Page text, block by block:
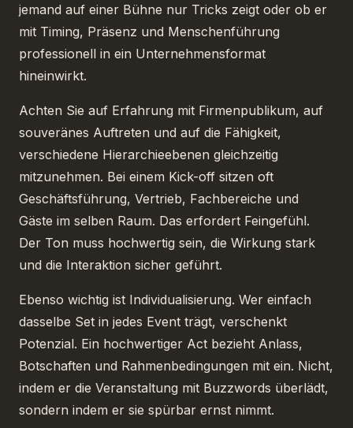
jemand auf einer Bühne nur Tricks zeigt oder ob er
mit Timing, Präsenz und Menschenführung
professionell in ein Unternehmensformat
hineinwirkt.
Achten Sie auf Erfahrung mit Firmenpublikum, auf
souveränes Auftreten und auf die Fähigkeit,
verschiedene Hierarchieebenen gleichzeitig
mitzunehmen. Bei einem Kick-off sitzen oft
Geschäftsführung, Vertrieb, Fachbereiche und
Gäste im selben Raum. Das erfordert Feingefühl.
Der Ton muss hochwertig sein, die Wirkung stark
und die Interaktion sicher geführt.
Ebenso wichtig ist Individualisierung. Wer einfach
dasselbe Set in jedes Event trägt, verschenkt
Potenzial. Ein hochwertiger Act bezieht Anlass,
Botschaften und Rahmenbedingungen mit ein. Nicht,
indem er die Veranstaltung mit Buzzwords überlädt,
sondern indem er sie spürbar ernst nimmt.